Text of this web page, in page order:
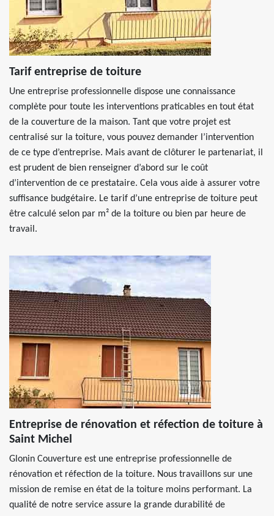
Tarif entreprise de toiture
Une entreprise professionnelle dispose une connaissance
complète pour toute les interventions praticables en tout état
de la couverture de la maison. Tant que votre projet est
centralisé sur la toiture, vous pouvez demander l’intervention
de ce type d’entreprise. Mais avant de clôturer le partenariat, il
est prudent de bien renseigner d’abord sur le coût
d’intervention de ce prestataire. Cela vous aide à assurer votre
suffisance budgétaire. Le tarif d’une entreprise de toiture peut
être calculé selon par m² de la toiture ou bien par heure de
travail.
Entreprise de rénovation et réfection de toiture à
Saint Michel
Glonin Couverture est une entreprise professionnelle de
rénovation et réfection de la toiture. Nous travaillons sur une
mission de remise en état de la toiture moins performant. La
qualité de notre service assure la grande durabilité de